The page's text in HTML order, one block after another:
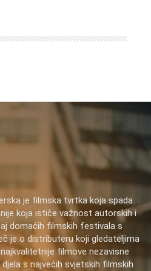
je filmska tvrtka koja spada
koja ističe važnost autorskih i
domaćih filmskih festivala s
je o distributeru koji gledateljima
filmove nezavisne
s najvećih svjetskih filmskih